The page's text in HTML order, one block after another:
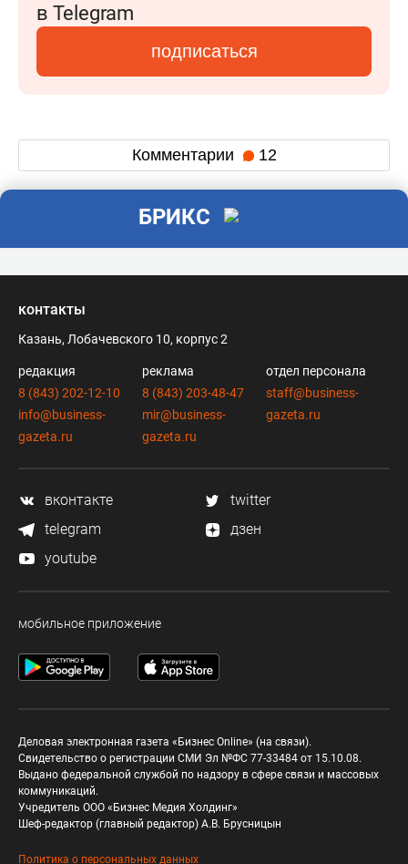
в Telegram
подписаться
Комментарии 12
БРИКС
контакты
Казань, Лобачевского 10, корпус 2
редакция
8 (843) 202-12-10
info@business-
gazeta.ru
реклама
8 (843) 203-48-47
mir@business-
gazeta.ru
отдел персонала
staff@business-
gazeta.ru
вконтакте
twitter
telegram
дзен
youtube
мобильное приложение
Деловая электронная газета «Бизнес Online» (на связи).
Свидетельство о регистрации СМИ Эл №ФС 77-33484 от 15.10.08.
Выдано федеральной службой по надзору в сфере связи и массовых
коммуникаций.
Учредитель ООО «Бизнес Медия Холдинг»
Шеф-редактор (главный редактор) А.В. Брусницын
Политика о персональных данных